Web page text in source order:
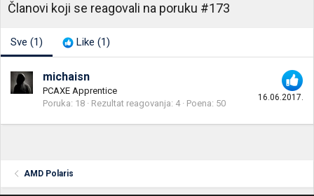
Članovi koji se reagovali na poruku #173
Sve (1) Like (1)
16.06.2017.
michaisn
PCAXE Apprentice
Poruka 18 Rezultat reagovanja 4 Poena 50
AMD Polaris